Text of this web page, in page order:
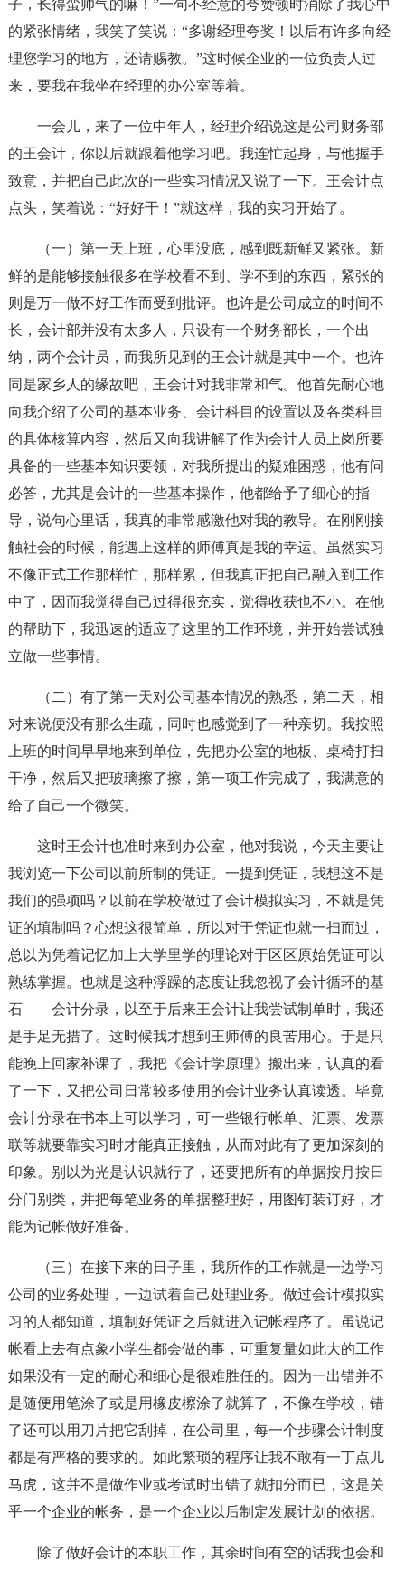
子，长得蛮帅气的嘛！”一句不经意的夸赞顿时消除了我心中
的紧张情绪，我笑了笑说：“多谢经理夸奖！以后有许多向经
理您学习的地方，还请赐教。”这时候企业的一位负责人过
来，要我在我坐在经理的办公室等着。
一会儿，来了一位中年人，经理介绍说这是公司财务部
的王会计，你以后就跟着他学习吧。我连忙起身，与他握手
致意，并把自己此次的一些实习情况又说了一下。王会计点
点头，笑着说：“好好干！”就这样，我的实习开始了。
（一）第一天上班，心里没底，感到既新鲜又紧张。新
鲜的是能够接触很多在学校看不到、学不到的东西，紧张的
则是万一做不好工作而受到批评。也许是公司成立的时间不
长，会计部并没有太多人，只设有一个财务部长，一个出
纳，两个会计员，而我所见到的王会计就是其中一个。也许
同是家乡人的缘故吧，王会计对我非常和气。他首先耐心地
向我介绍了公司的基本业务、会计科目的设置以及各类科目
的具体核算内容，然后又向我讲解了作为会计人员上岗所要
具备的一些基本知识要领，对我所提出的疑难困惑，他有问
必答，尤其是会计的一些基本操作，他都给予了细心的指
导，说句心里话，我真的非常感激他对我的教导。在刚刚接
触社会的时候，能遇上这样的师傅真是我的幸运。虽然实习
不像正式工作那样忙，那样累，但我真正把自己融入到工作
中了，因而我觉得自己过得很充实，觉得收获也不小。在他
的帮助下，我迅速的适应了这里的工作环境，并开始尝试独
立做一些事情。
（二）有了第一天对公司基本情况的熟悉，第二天，相
对来说便没有那么生疏，同时也感觉到了一种亲切。我按照
上班的时间早早地来到单位，先把办公室的地板、桌椅打扫
干净，然后又把玻璃擦了擦，第一项工作完成了，我满意的
给了自己一个微笑。
这时王会计也准时来到办公室，他对我说，今天主要让
我浏览一下公司以前所制的凭证。一提到凭证，我想这不是
我们的强项吗？以前在学校做过了会计模拟实习，不就是凭
证的填制吗？心想这很简单，所以对于凭证也就一扫而过，
总以为凭着记忆加上大学里学的理论对于区区原始凭证可以
熟练掌握。也就是这种浮躁的态度让我忽视了会计循环的基
石——会计分录，以至于后来王会计让我尝试制单时，我还
是手足无措了。这时候我才想到王师傅的良苦用心。于是只
能晚上回家补课了，我把《会计学原理》搬出来，认真的看
了一下，又把公司日常较多使用的会计业务认真读透。毕竟
会计分录在书本上可以学习，可一些银行帐单、汇票、发票
联等就要靠实习时才能真正接触，从而对此有了更加深刻的
印象。别以为光是认识就行了，还要把所有的单据按月按日
分门别类，并把每笔业务的单据整理好，用图钉装订好，才
能为记帐做好准备。
（三）在接下来的日子里，我所作的工作就是一边学习
公司的业务处理，一边试着自己处理业务。做过会计模拟实
习的人都知道，填制好凭证之后就进入记帐程序了。虽说记
帐看上去有点象小学生都会做的事，可重复量如此大的工作
如果没有一定的耐心和细心是很难胜任的。因为一出错并不
是随便用笔涂了或是用橡皮檫涂了就算了，不像在学校，错
了还可以用刀片把它刮掉，在公司里，每一个步骤会计制度
都是有严格的要求的。如此繁琐的程序让我不敢有一丁点儿
马虎，这并不是做作业或考试时出错了就扣分而已，这是关
乎一个企业的帐务，是一个企业以后制定发展计划的依据。
除了做好会计的本职工作，其余时间有空的话我也会和